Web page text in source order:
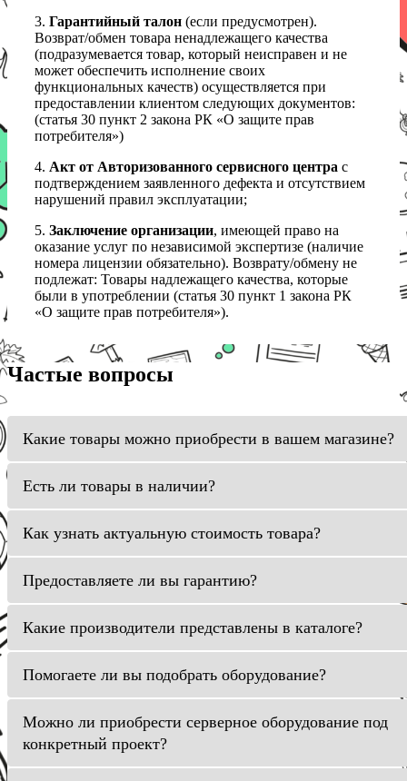
3. Гарантийный талон (если предусмотрен).
Возврат/обмен товара ненадлежащего качества
(подразумевается товар, который неисправен и не
может обеспечить исполнение своих
функциональных качеств) осуществляется при
предоставлении клиентом следующих документов:
(статья 30 пункт 2 закона РК «О защите прав
потребителя»)
4. Акт от Авторизованного сервисного центра с
подтверждением заявленного дефекта и отсутствием
нарушений правил эксплуатации;
5. Заключение организации, имеющей право на
оказание услуг по независимой экспертизе (наличие
номера лицензии обязательно). Возврату/обмену не
подлежат: Товары надлежащего качества, которые
были в употреблении (статья 30 пункт 1 закона РК
«О защите прав потребителя»).
Частые вопросы
Какие товары можно приобрести в вашем магазине?
Есть ли товары в наличии?
Как узнать актуальную стоимость товара?
Предоставляете ли вы гарантию?
Какие производители представлены в каталоге?
Помогаете ли вы подобрать оборудование?
Можно ли приобрести серверное оборудование под
конкретный проект?